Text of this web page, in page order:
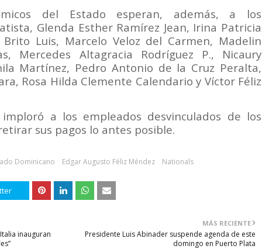
del Estado esperan, además, a los
Glenda Esther Ramírez Jean, Irina Patricia
Luis, Marcelo Veloz del Carmen, Madelin
Mercedes Altagracia Rodríguez P., Nicaury
Martínez, Pedro Antonio de la Cruz Peralta,
Rosa Hilda Clemente Calendario y Víctor Féliz
a los empleados desvinculados de los
sus pagos lo antes posible.
Dominicano Edgar Augusto Féliz Méndez Nationals
MÁS RECIENTE
Presidente Luis Abinader suspende agenda de este
domingo en Puerto Plata
inauguran